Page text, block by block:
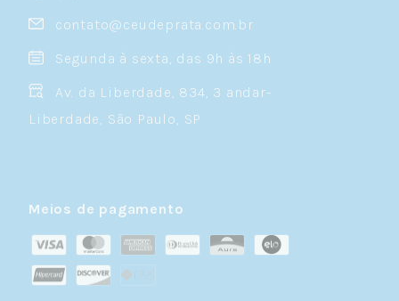
contato@ceudeprata.com.br
Segunda à sexta, das 9h às 18h
Av. da Liberdade, 834, 3 andar-
Liberdade, São Paulo, SP
Meios de pagamento